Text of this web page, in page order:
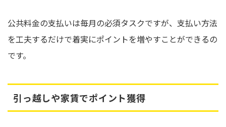
公共料金の支払いは毎月の必須タスクですが、支払い方法
を工夫するだけで着実にポイントを増やすことができるの
です。
引っ越しや家賃でポイント獲得